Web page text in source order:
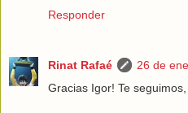
Responder
Rinat Rafaé
26 de
Gracias Igor! Te